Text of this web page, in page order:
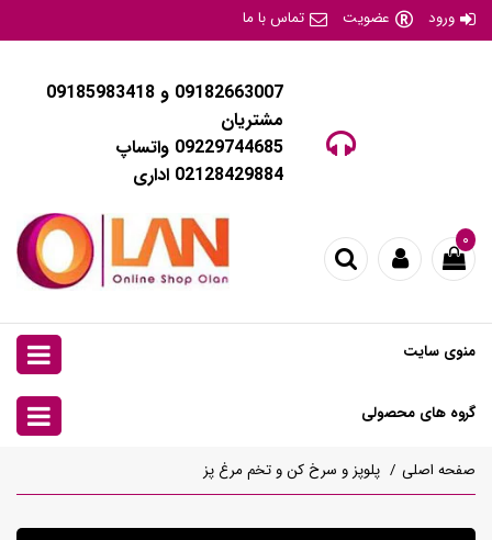
ورود عضویت تماس با ما
09182663007 و 09185983418
مشتریان
09229744685 واتساپ
02128429884 اداری
۰
منوی سایت
گروه های محصولی
صفحه اصلی پلوپز و سرخ کن و تخم مرغ پز